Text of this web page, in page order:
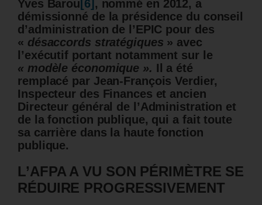
Yves Barou [6] , nommé en 2012, a
démissionné de la présidence du conseil
d’administration de l’EPIC pour des
« désaccords stratégiques » avec
l’exécutif portant notamment sur le
« modèle économique ». Il a été
remplacé par Jean-François Verdier,
Inspecteur des Finances et ancien
Directeur général de l’Administration et
de la fonction publique, qui a fait toute
sa carrière dans la haute fonction
publique.
L’AFPA A VU SON PÉRIMÈTRE SE
RÉDUIRE PROGRESSIVEMENT